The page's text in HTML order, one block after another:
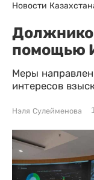
Новости
помощью
Меры
интересов
Нэля Сулейменова